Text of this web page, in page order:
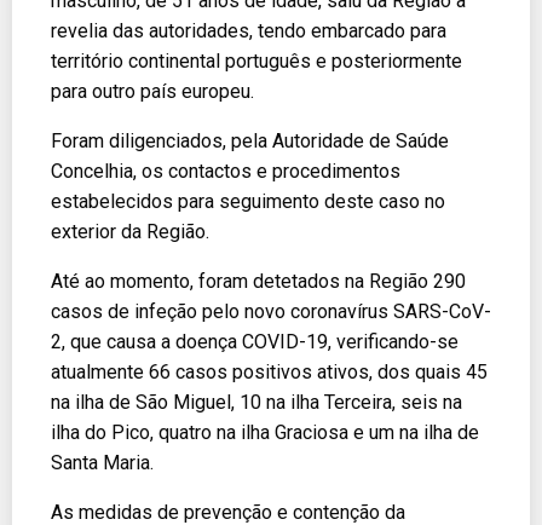
revelia das autoridades, tendo embarcado para
território continental português e posteriormente
para outro país europeu.
Foram diligenciados, pela Autoridade de Saúde
Concelhia, os contactos e procedimentos
estabelecidos para seguimento deste caso no
exterior da Região.
Até ao momento, foram detetados na Região 290
casos de infeção pelo novo coronavírus SARS-CoV-
2, que causa a doença COVID-19, verificando-se
atualmente 66 casos positivos ativos, dos quais 45
na ilha de São Miguel, 10 na ilha Terceira, seis na
ilha do Pico, quatro na ilha Graciosa e um na ilha de
Santa Maria.
As medidas de prevenção e contenção da